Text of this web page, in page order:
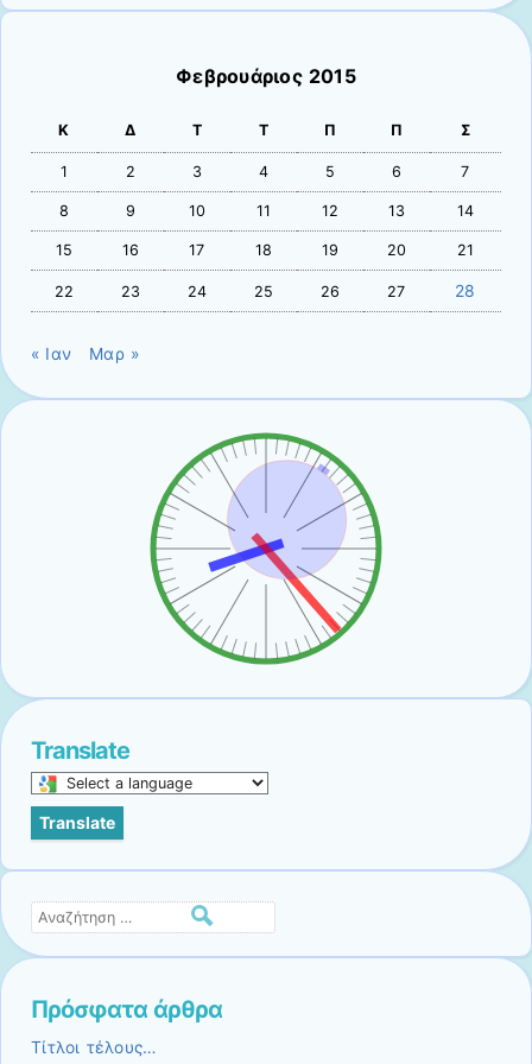
Φεβρουάριος 2015
Κ Δ Τ Τ Π Π Σ
1 2 3 4 5 6 7
8 9 10 11 12 13 14
15 16 17 18 19 20 21
22 23 24 25 26 27 28
« Ιαν Μαρ »
Translate
Select
a
language
this
page
Translate
Αναζήτηση
Πρόσφατα άρθρα
Τίτλοι τέλους…